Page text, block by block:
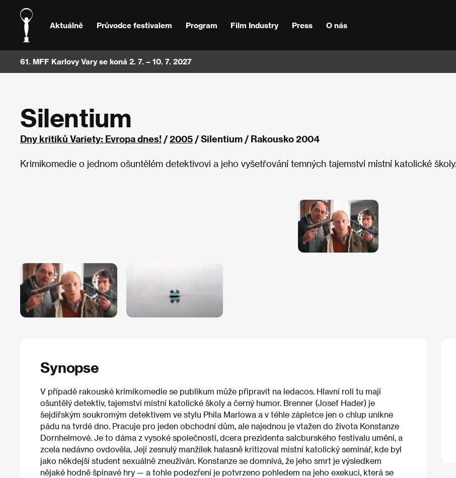
Aktuálně Průvodce festivalem Program Film Industry Press O nás
61. MFF Karlovy Vary se koná 2. 7. – 10. 7. 2027
Silentium
Dny kritiků Variety: Evropa dnes! /2005 / Silentium / Rakousko 2004
Krimikomedie o jednom ošuntělém detektivovi a jeho vyšetřování temných tajemství místní katolické školy.
Synopse
V případě rakouské krimikomedie se publikum může připravit na ledacos. Hlavní roli tu mají
ošuntělý detektiv, tajemství místní katolické školy a černý humor. Brenner (Josef Hader) je
šejdířským soukromým detektivem ve stylu Phila Marlowa a v téhle zápletce jen o chlup unikne
pádu na tvrdé dno. Pracuje pro jeden obchodní dům, ale najednou je vtažen do života Konstanze
Dornhelmové. Je to dáma z vysoké společnosti, dcera prezidenta salcburského festivalu umění, a
zcela nedávno ovdověla. Její zesnulý manžílek halasně kritizoval místní katolický seminář, kde byl
jako někdejší student sexuálně zneužíván. Konstanze se domnívá, že jeho smrt je výsledkem
nějaké hodně špinavé hry — a tohle podezření je potvrzeno pohledem na jeho exekuci, která se